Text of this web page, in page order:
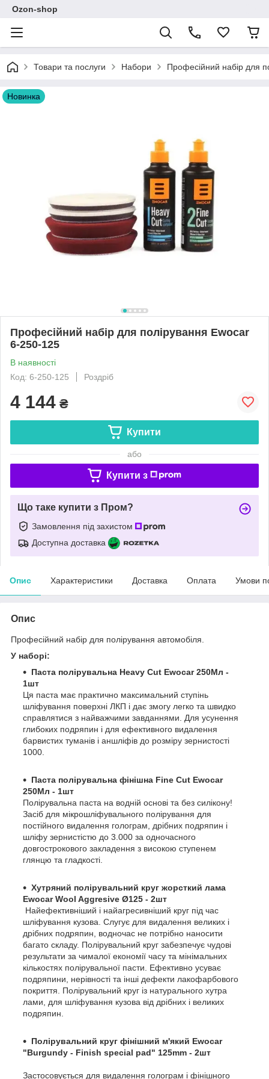
Ozon-shop
Товари та послуги Набори Професійний набір для
Новинка
Професійний набір для полірування Ewocar
6-250-125
В наявності
Код: 6-250-125
Роздріб
4 144 ₴
Купити
або
Купити з
Що таке купити з Пром?
Замовлення під захистом
Доступна доставка
Опис Характеристики Доставка Оплата Умови
Опис
Професійний набір для полірування автомобіля.
У наборі:
Паста полірувальна Heavy Cut Ewocar 250Мл -
1шт
Ця паста має практично максимальний ступінь
шліфування поверхні ЛКП і дає змогу легко та швидко
справлятися з найважчими завданнями. Для усунення
глибоких подряпин і для ефективного видалення
барвистих туманів і аншліфів до розміру зернистості
1000.
Паста полірувальна фінішна Fine Cut Ewocar
250Мл - 1шт
Полірувальна паста на водній основі та без силікону!
Засіб для мікрошліфувального полірування для
постійного видалення голограм, дрібних подряпин і
шліфу зернистістю до 3.000 за одночасного
довгострокового закладення з високою ступенем
глянцю та гладкості.
Хутряний полірувальний круг жорсткий лама
Ewocar Wool Aggresive Ø125 - 2шт
Найефективніший і найагресивніший круг під час
шліфування кузова. Слугує для видалення великих і
дрібних подряпин, водночас не потрібно наносити
багато складу. Полірувальний круг забезпечує чудові
результати за чималої економії часу та мінімальних
кількостях полірувальної пасти. Ефективно усуває
подряпини, нерівності та інші дефекти лакофарбового
покриття. Полірувальний круг із натурального хутра
лами, для шліфування кузова від дрібних і великих
подряпин.
Полірувальний круг фінішний м'який Ewocar
"Burgundy - Finish special pad" 125mm - 2шт
Застосовується для видалення голограм і фінішного